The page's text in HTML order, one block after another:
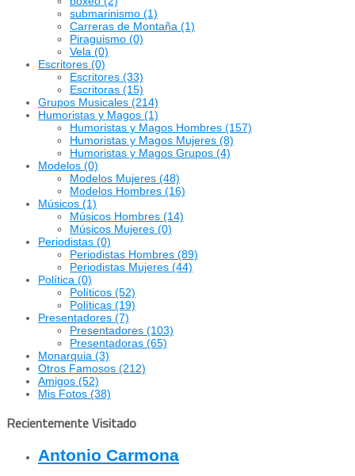
submarinismo (1)
Carreras de Montaña (1)
Piraguismo (0)
Vela (0)
Escritores (0)
Escritores (33)
Escritoras (15)
Grupos Musicales (214)
Humoristas y Magos (1)
Humoristas y Magos Hombres (157)
Humoristas y Magos Mujeres (8)
Humoristas y Magos Grupos (4)
Modelos (0)
Modelos Mujeres (48)
Modelos Hombres (16)
Músicos (1)
Músicos Hombres (14)
Músicos Mujeres (0)
Periodistas (0)
Periodistas Hombres (89)
Periodistas Mujeres (44)
Política (0)
Políticos (52)
Políticas (19)
Presentadores (7)
Presentadores (103)
Presentadoras (65)
Monarquia (3)
Otros Famosos (212)
Amigos (52)
Mis Fotos (38)
Recientemente Visitado
Antonio Carmona